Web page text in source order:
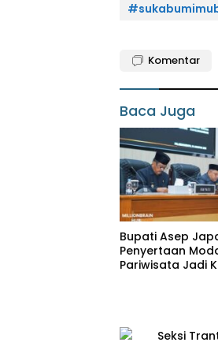
Komentar
Baca Juga
Bupati Asep
Penyertaan
Pariwisata Jadi